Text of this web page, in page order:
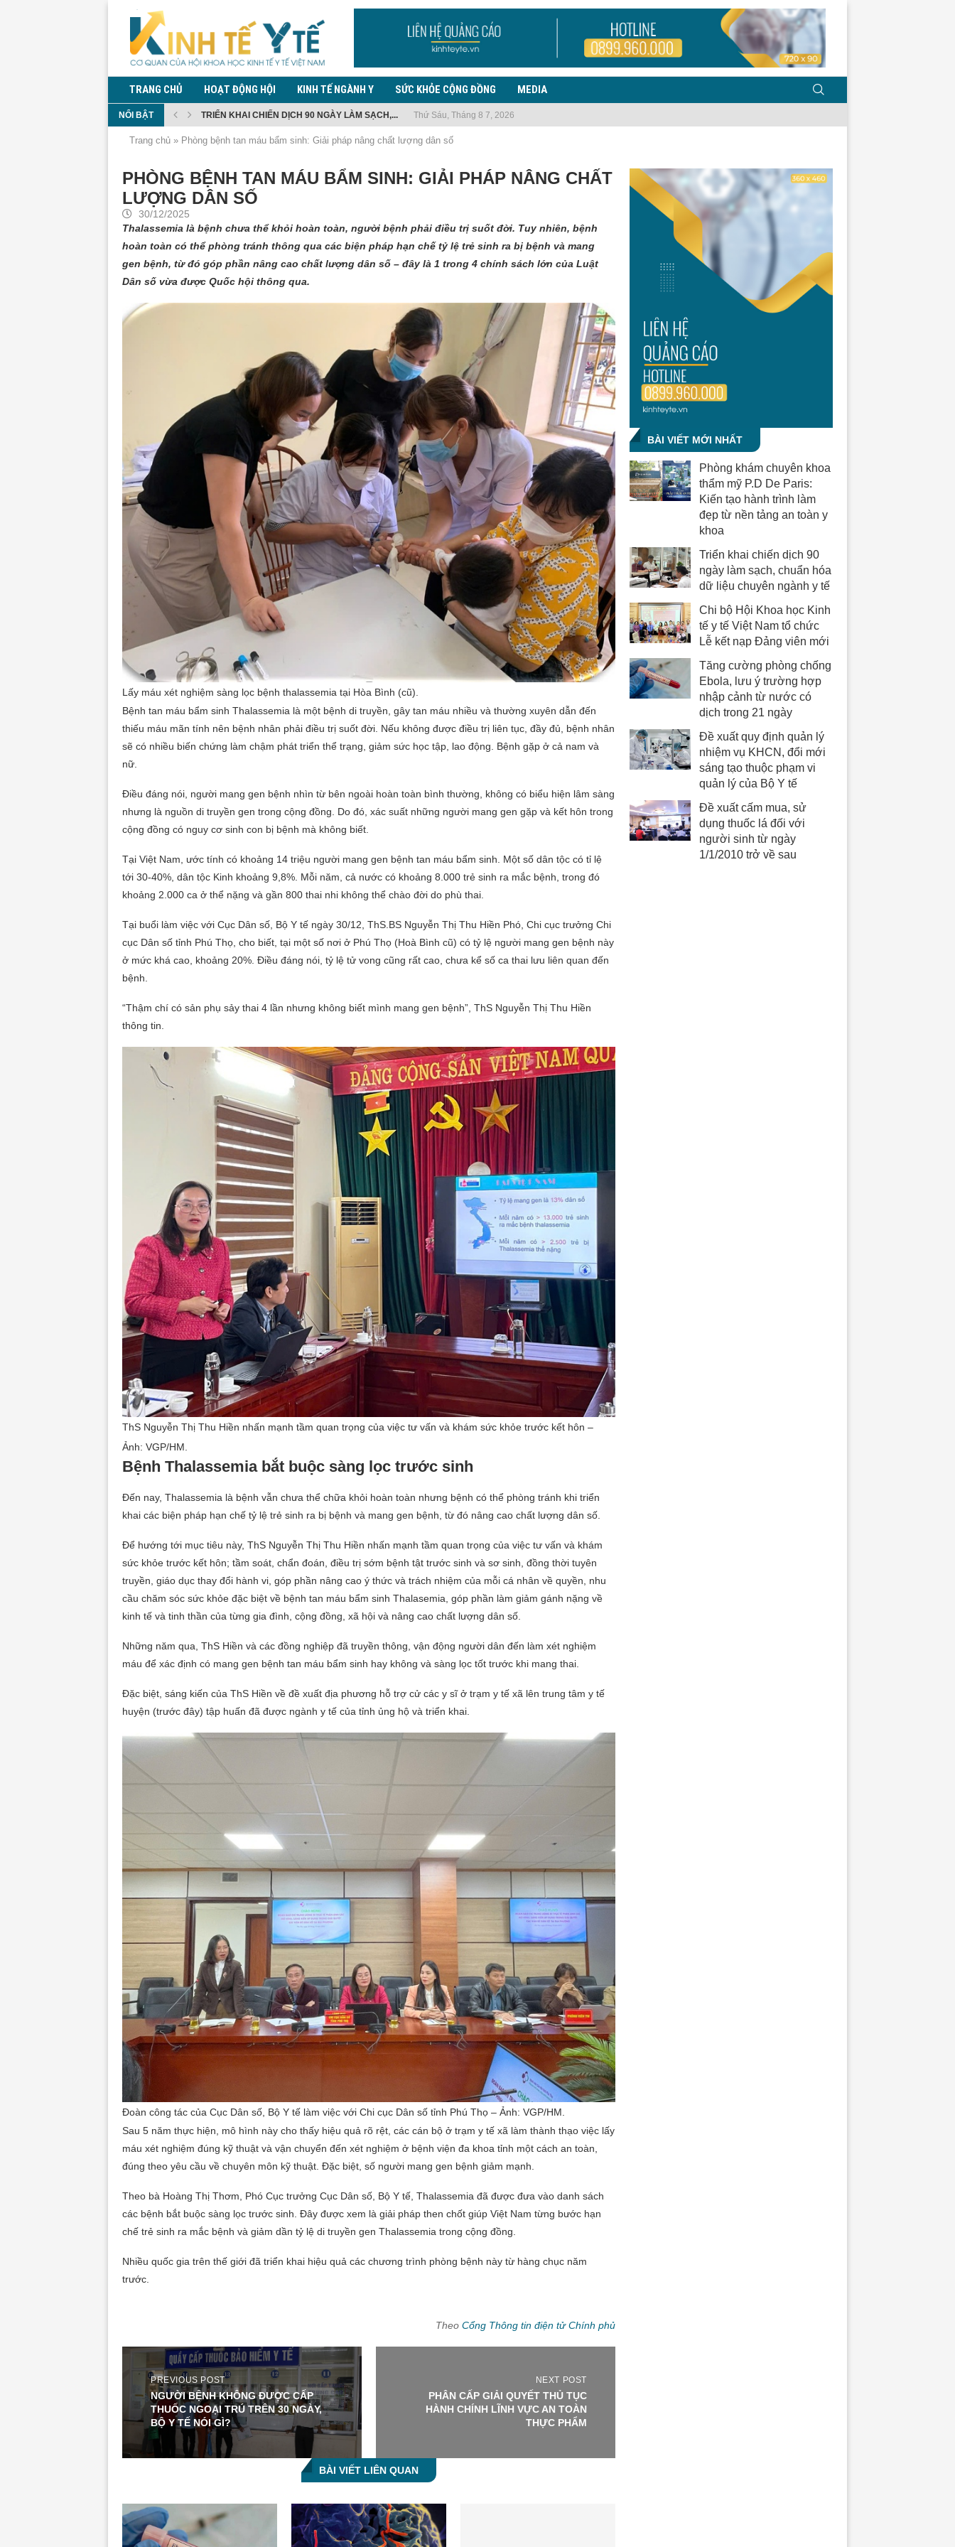
TRANG CHỦ HOẠT ĐỘNG HỘI KINH TẾ NGÀNH Y SỨC KHỎE CỘNG ĐỒNG MEDIA
NỔI BẬT
CHI BỘ HỘI KHOA HỌC KINH TẾ Y...
TĂNG CƯỜNG PHÒNG CHỐNG EBOLA, LƯU Ý TRƯỜNG...
ĐỀ XUẤT QUY ĐỊNH QUẢN LÝ NHIỆM VỤ...
ĐỀ XUẤT CẤM MUA, SỬ DỤNG THUỐC LÁ...
BỘ Y TẾ THÔNG TIN DIỄN BIẾN PHỨC...
QUY ĐỊNH GIÁM SÁT TRONG PHÒNG, CHỐNG BỆNH...
KIỂM DỊCH Y TẾ ĐỐI VỚI NGƯỜI NHẬP...
PHÓ THỦ TƯỚNG PHẠM THỊ THANH TRÀ CHIA...
Thứ Sáu, Tháng 8 7, 2026
Trang chủ » Phòng bệnh tan máu bẩm sinh: Giải pháp nâng chất lượng dân số
PHÒNG BỆNH TAN MÁU BẨM SINH: GIẢI PHÁP NÂNG CHẤT
LƯỢNG DÂN SỐ
30/12/2025
Thalassemia là bệnh chưa thể khỏi hoàn toàn, người bệnh phải điều trị suốt đời. Tuy nhiên, bệnh
hoàn toàn có thể phòng tránh thông qua các biện pháp hạn chế tỷ lệ trẻ sinh ra bị bệnh và mang
gen bệnh, từ đó góp phần nâng cao chất lượng dân số – đây là 1 trong 4 chính sách lớn của Luật
Dân số vừa được Quốc hội thông qua.
Lấy máu xét nghiệm sàng lọc bệnh thalassemia tại Hòa Bình (cũ).
Bệnh tan máu bẩm sinh Thalassemia là một bệnh di truyền, gây tan máu nhiều và thường xuyên dẫn đến
thiếu máu mãn tính nên bệnh nhân phải điều trị suốt đời. Nếu không được điều trị liên tục, đầy đủ, bệnh nhân
sẽ có nhiều biến chứng làm chậm phát triển thể trạng, giảm sức học tập, lao động. Bệnh gặp ở cả nam và
nữ.
Điều đáng nói, người mang gen bệnh nhìn từ bên ngoài hoàn toàn bình thường, không có biểu hiện lâm sàng
nhưng là nguồn di truyền gen trong cộng đồng. Do đó, xác suất những người mang gen gặp và kết hôn trong
cộng đồng có nguy cơ sinh con bị bệnh mà không biết.
Tại Việt Nam, ước tính có khoảng 14 triệu người mang gen bệnh tan máu bẩm sinh. Một số dân tộc có tỉ lệ
tới 30-40%, dân tộc Kinh khoảng 9,8%. Mỗi năm, cả nước có khoảng 8.000 trẻ sinh ra mắc bệnh, trong đó
khoảng 2.000 ca ở thể nặng và gần 800 thai nhi không thể chào đời do phù thai.
Tại buổi làm việc với Cục Dân số, Bộ Y tế ngày 30/12, ThS.BS Nguyễn Thị Thu Hiền Phó, Chi cục trưởng Chi
cục Dân số tỉnh Phú Thọ, cho biết, tại một số nơi ở Phú Thọ (Hoà Bình cũ) có tỷ lệ người mang gen bệnh này
ở mức khá cao, khoảng 20%. Điều đáng nói, tỷ lệ tử vong cũng rất cao, chưa kể số ca thai lưu liên quan đến
bệnh.
“Thậm chí có sản phụ sảy thai 4 lần nhưng không biết mình mang gen bệnh”, ThS Nguyễn Thị Thu Hiền
thông tin.
ThS Nguyễn Thị Thu Hiền nhấn mạnh tầm quan trọng của việc tư vấn và khám sức khỏe trước kết hôn –
Ảnh: VGP/HM.
Bệnh Thalassemia bắt buộc sàng lọc trước sinh
Đến nay, Thalassemia là bệnh vẫn chưa thể chữa khỏi hoàn toàn nhưng bệnh có thể phòng tránh khi triển
khai các biện pháp hạn chế tỷ lệ trẻ sinh ra bị bệnh và mang gen bệnh, từ đó nâng cao chất lượng dân số.
Để hướng tới mục tiêu này, ThS Nguyễn Thị Thu Hiền nhấn mạnh tầm quan trọng của việc tư vấn và khám
sức khỏe trước kết hôn; tầm soát, chẩn đoán, điều trị sớm bệnh tật trước sinh và sơ sinh, đồng thời tuyên
truyền, giáo dục thay đổi hành vi, góp phần nâng cao ý thức và trách nhiệm của mỗi cá nhân về quyền, nhu
cầu chăm sóc sức khỏe đặc biệt về bệnh tan máu bẩm sinh Thalasemia, góp phần làm giảm gánh nặng về
kinh tế và tinh thần của từng gia đình, cộng đồng, xã hội và nâng cao chất lượng dân số.
Những năm qua, ThS Hiền và các đồng nghiệp đã truyền thông, vận động người dân đến làm xét nghiệm
máu để xác định có mang gen bệnh tan máu bẩm sinh hay không và sàng lọc tốt trước khi mang thai.
Đặc biệt, sáng kiến của ThS Hiền về đề xuất địa phương hỗ trợ cử các y sĩ ở trạm y tế xã lên trung tâm y tế
huyện (trước đây) tập huấn đã được ngành y tế của tỉnh ủng hộ và triển khai.
Đoàn công tác của Cục Dân số, Bộ Y tế làm việc với Chi cục Dân số tỉnh Phú Thọ – Ảnh: VGP/HM.
Sau 5 năm thực hiện, mô hình này cho thấy hiệu quả rõ rệt, các cán bộ ở trạm y tế xã làm thành thạo việc lấy
máu xét nghiệm đúng kỹ thuật và vận chuyển đến xét nghiệm ở bệnh viện đa khoa tỉnh một cách an toàn,
đúng theo yêu cầu về chuyên môn kỹ thuật. Đặc biệt, số người mang gen bệnh giảm mạnh.
Theo bà Hoàng Thị Thơm, Phó Cục trưởng Cục Dân số, Bộ Y tế, Thalassemia đã được đưa vào danh sách
các bệnh bắt buộc sàng lọc trước sinh. Đây được xem là giải pháp then chốt giúp Việt Nam từng bước hạn
chế trẻ sinh ra mắc bệnh và giảm dần tỷ lệ di truyền gen Thalassemia trong cộng đồng.
Nhiều quốc gia trên thế giới đã triển khai hiệu quả các chương trình phòng bệnh này từ hàng chục năm
trước.
Theo Cổng Thông tin điện tử Chính phủ
PREVIOUS POST
NGƯỜI BỆNH KHÔNG ĐƯỢC CẤP
THUỐC NGOẠI TRÚ TRÊN 30 NGÀY,
BỘ Y TẾ NÓI GÌ?
NEXT POST
PHÂN CẤP GIẢI QUYẾT THỦ TỤC
HÀNH CHÍNH LĨNH VỰC AN TOÀN
THỰC PHẨM
BÀI VIẾT LIÊN QUAN
BÀI VIẾT MỚI NHẤT
Phòng khám chuyên khoa
thẩm mỹ P.D De Paris:
Kiến tạo hành trình làm
đẹp từ nền tảng an toàn y
khoa
Triển khai chiến dịch 90
ngày làm sạch, chuẩn hóa
dữ liệu chuyên ngành y tế
Chi bộ Hội Khoa học Kinh
tế y tế Việt Nam tổ chức
Lễ kết nạp Đảng viên mới
Tăng cường phòng chống
Ebola, lưu ý trường hợp
nhập cảnh từ nước có
dịch trong 21 ngày
Đề xuất quy định quản lý
nhiệm vụ KHCN, đổi mới
sáng tạo thuộc phạm vi
quản lý của Bộ Y tế
Đề xuất cấm mua, sử
dụng thuốc lá đối với
người sinh từ ngày
1/1/2010 trở về sau